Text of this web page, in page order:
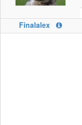
Finalalex